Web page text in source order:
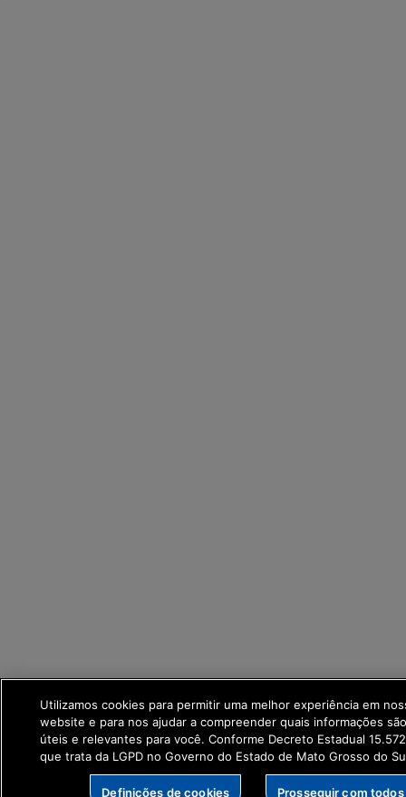
Utilizamos cookies para permitir uma melhor experiência em
website e para nos ajudar a compreender quais informações
úteis e relevantes para você. Conforme Decreto Estadual
que trata da LGPD no Governo do Estado de Mato Grosso do
Definições de cookies Prosseguir com todos